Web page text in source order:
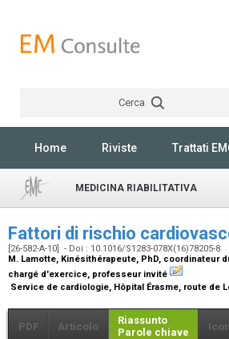
Cerca
Home Riviste Trattati
MEDICINA RIABILITATIVA
Fattori di rischio
[26-582-A-10] - Doi : 10.1016/S1283-078X(16)78205-8
M. Lamotte, Kinésithérapeute, PhD, coordinateur
chargé d'exercice, professeur invité
Service de cardiologie, Hôpital Érasme, route de
PDF Articolo
Riassunto
Parole chiave